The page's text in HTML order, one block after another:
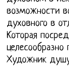
возможности
духовного в
Которая
Художник